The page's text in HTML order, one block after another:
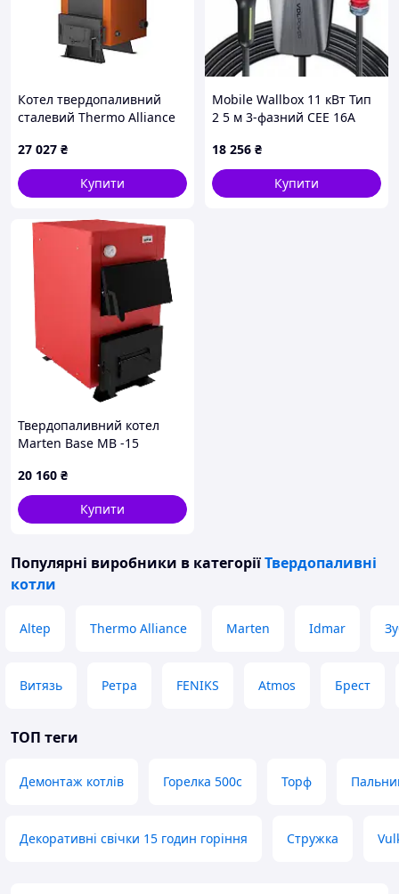
Котел твердопаливний
сталевий Thermo Alliance
27 027 ₴
Купити
Mobile Wallbox 11 кВт Тип
2 5 м 3-фазний CEE 16A
18 256 ₴
Купити
Твердопаливний котел
Marten Base MB -15
20 160 ₴
Купити
Популярні виробники в категоріїТвердопаливні
котли
Altep Thermo Alliance Marten Idmar
Витязь Ретра FENIKS Atmos Брест
ТОП теги
Демонтаж котлів Горелка 500с Торф
Декоративні свічки 15 годин горіння Стружка